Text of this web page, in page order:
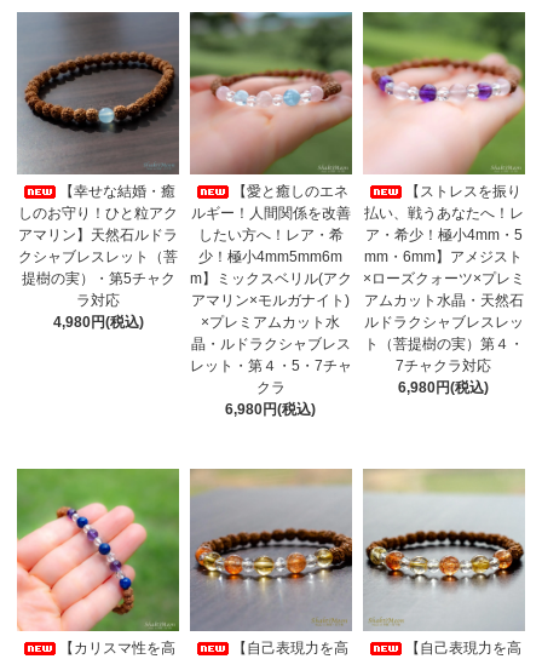
【幸せな結婚・癒
しのお守り！ひと粒アク
アマリン】天然石ルドラ
クシャブレスレット（菩
提樹の実）・第5チャク
ラ対応
4,980円(税込)
【愛と癒しのエネ
ルギー！人間関係を改善
したい方へ！レア・希
少！極小4mm5mm6m
m】ミックスベリル(アク
アマリン×モルガナイト)
×プレミアムカット水
晶・ルドラクシャブレス
レット・第４・5・7チャ
クラ
6,980円(税込)
【ストレスを振り
払い、戦うあなたへ！レ
ア・希少！極小4mm・5
mm・6mm】アメジスト
×ローズクォーツ×プレミ
アムカット水晶・天然石
ルドラクシャブレスレッ
ト（菩提樹の実）第４・
7チャクラ対応
6,980円(税込)
【カリスマ性を高
【自己表現力を高
【自己表現力を高